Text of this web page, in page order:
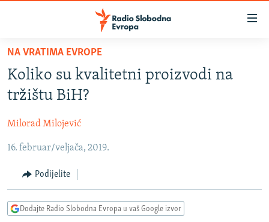
Pređite
glavni
sadržaj
na
navigaciju
Pređite
pretragu
VIJESTI
BOSNA I HERCEGOVINA
KOSOVO
CRNA GORA
VIZUELNO
FOTOGALERIJE
PODCASTI
RAT U UKRAJINI
NA VRATIMA EVROPE
Koliko su kvalitetni proizvodi na
tržištu BiH?
Milorad Milojević
16. februar/veljača, 2019.
Podijelite
Dodajte Radio Slobodna Evropa u vaš Google izvor